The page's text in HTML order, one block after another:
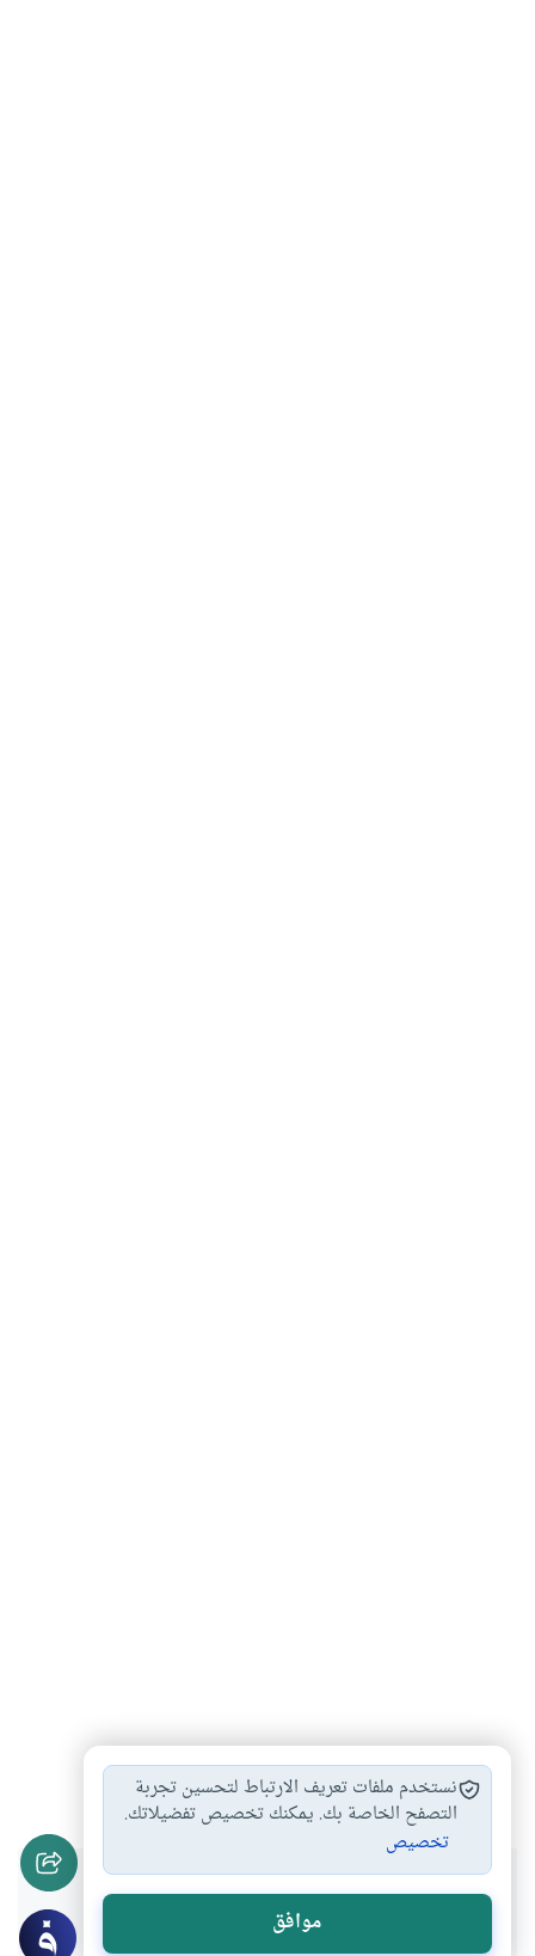
الكون # حفظ الطبيعة
هل انتفعت بهذا المحتوى؟
نستخدم ملفات تعريف الارتباط لتحسين تجربة
التصفح الخاصة بك. يمكنك تخصيص تفضيلاتك.
تخصيص
موافق